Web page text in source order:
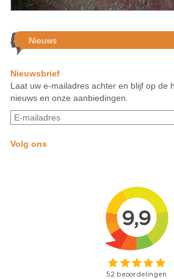
Nieuws
Nieuwsbrief
Laat uw e-mailadres achter en blijf op de
nieuws en onze aanbiedingen.
Volg ons